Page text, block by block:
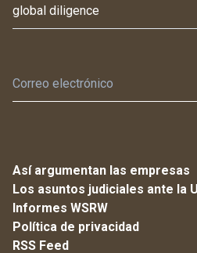
Así argumentan las empresas
Los asuntos judiciales ante la
Informes WSRW
Política de privacidad
RSS Feed